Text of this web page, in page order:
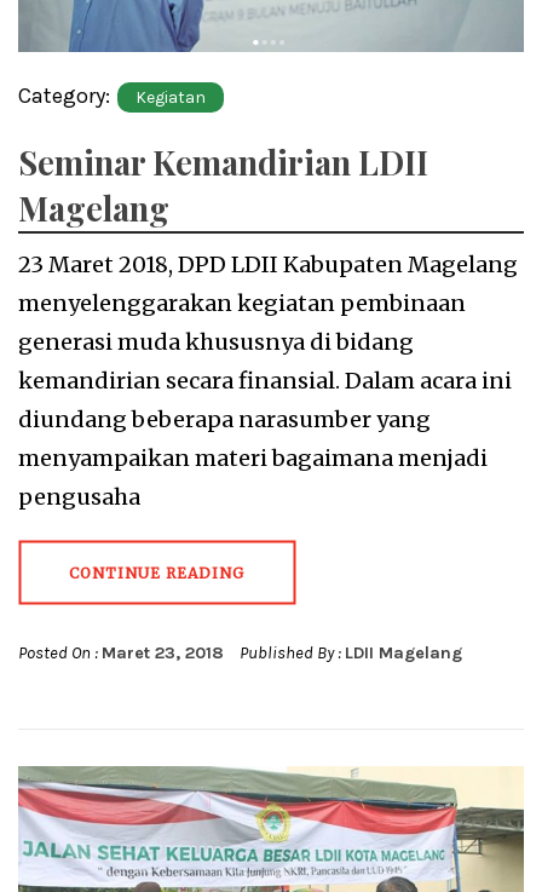
Category: Kegiatan
Seminar Kemandirian LDII
Magelang
23 Maret 2018, DPD LDII Kabupaten Magelang
menyelenggarakan kegiatan pembinaan
generasi muda khususnya di bidang
kemandirian secara finansial. Dalam acara ini
diundang beberapa narasumber yang
menyampaikan materi bagaimana menjadi
pengusaha
CONTINUE READING
Posted On : Maret 23, 2018 Published By : LDII Magelang